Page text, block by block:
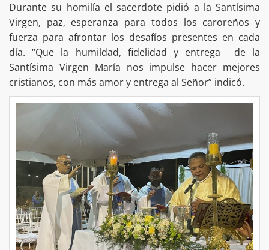
Durante su homilía el sacerdote pidió a la Santísima
Virgen, paz, esperanza para todos los caroreños y
fuerza para afrontar los desafíos presentes en cada
día. “Que la humildad, fidelidad y entrega de la
Santísima Virgen María nos impulse hacer mejores
cristianos, con más amor y entrega al Señor” indicó.